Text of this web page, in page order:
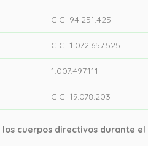
C.C. 94.251.425
C.C. 1.072.657.525
1.007.497.111
C.C. 19.078.203
cuerpos directivos durante el